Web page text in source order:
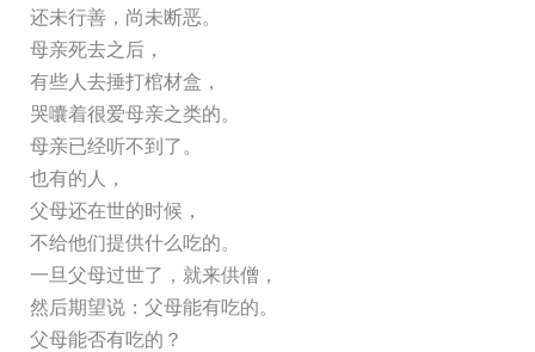
还未行善，尚未断恶。
母亲死去之后，
有些人去捶打棺材盒，
哭囔着很爱母亲之类的。
母亲已经听不到了。
也有的人，
父母还在世的时候，
不给他们提供什么吃的。
一旦父母过世了，就来供僧，
然后期望说：父母能有吃的。
父母能否有吃的？